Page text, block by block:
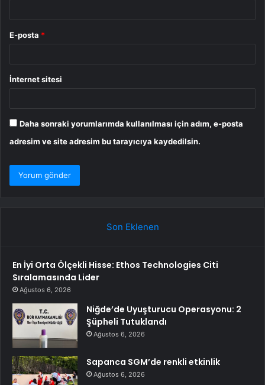
E-posta *
İnternet sitesi
Daha sonraki yorumlarımda kullanılması için adım, e-posta
adresim ve site adresim bu tarayıcıya kaydedilsin.
Son Eklenen
En İyi Orta Ölçekli Hisse: Ethos Technologies Citi
Sıralamasında Lider
Ağustos 6, 2026
Niğde’de Uyuşturucu Operasyonu: 2
Şüpheli Tutuklandı
Ağustos 6, 2026
Sapanca SGM’de renkli etkinlik
Ağustos 6, 2026